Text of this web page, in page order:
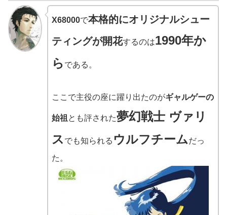
X68000で本格的にオリジナルシュー
ティングが開花するのは1990年か
ら である。
ここで主役の座に躍り出たのがギャルゲーの
始祖 とも評された夢幻戦士 ヴァリ
ス でも知られる ウルフチームだっ
た。